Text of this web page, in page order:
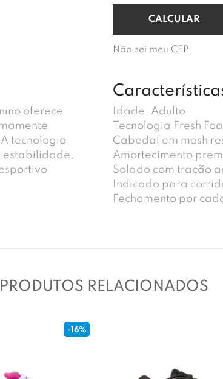
Não sei meu CEP
Idade
Adulto
Tecnologia Fresh
Cabedal em mesh
Amortecimento
Solado com tração
Indicado para
Fechamento por
oferece
tecnologia
estabilidade,
PRODUTOS RELACIONADOS
-16%